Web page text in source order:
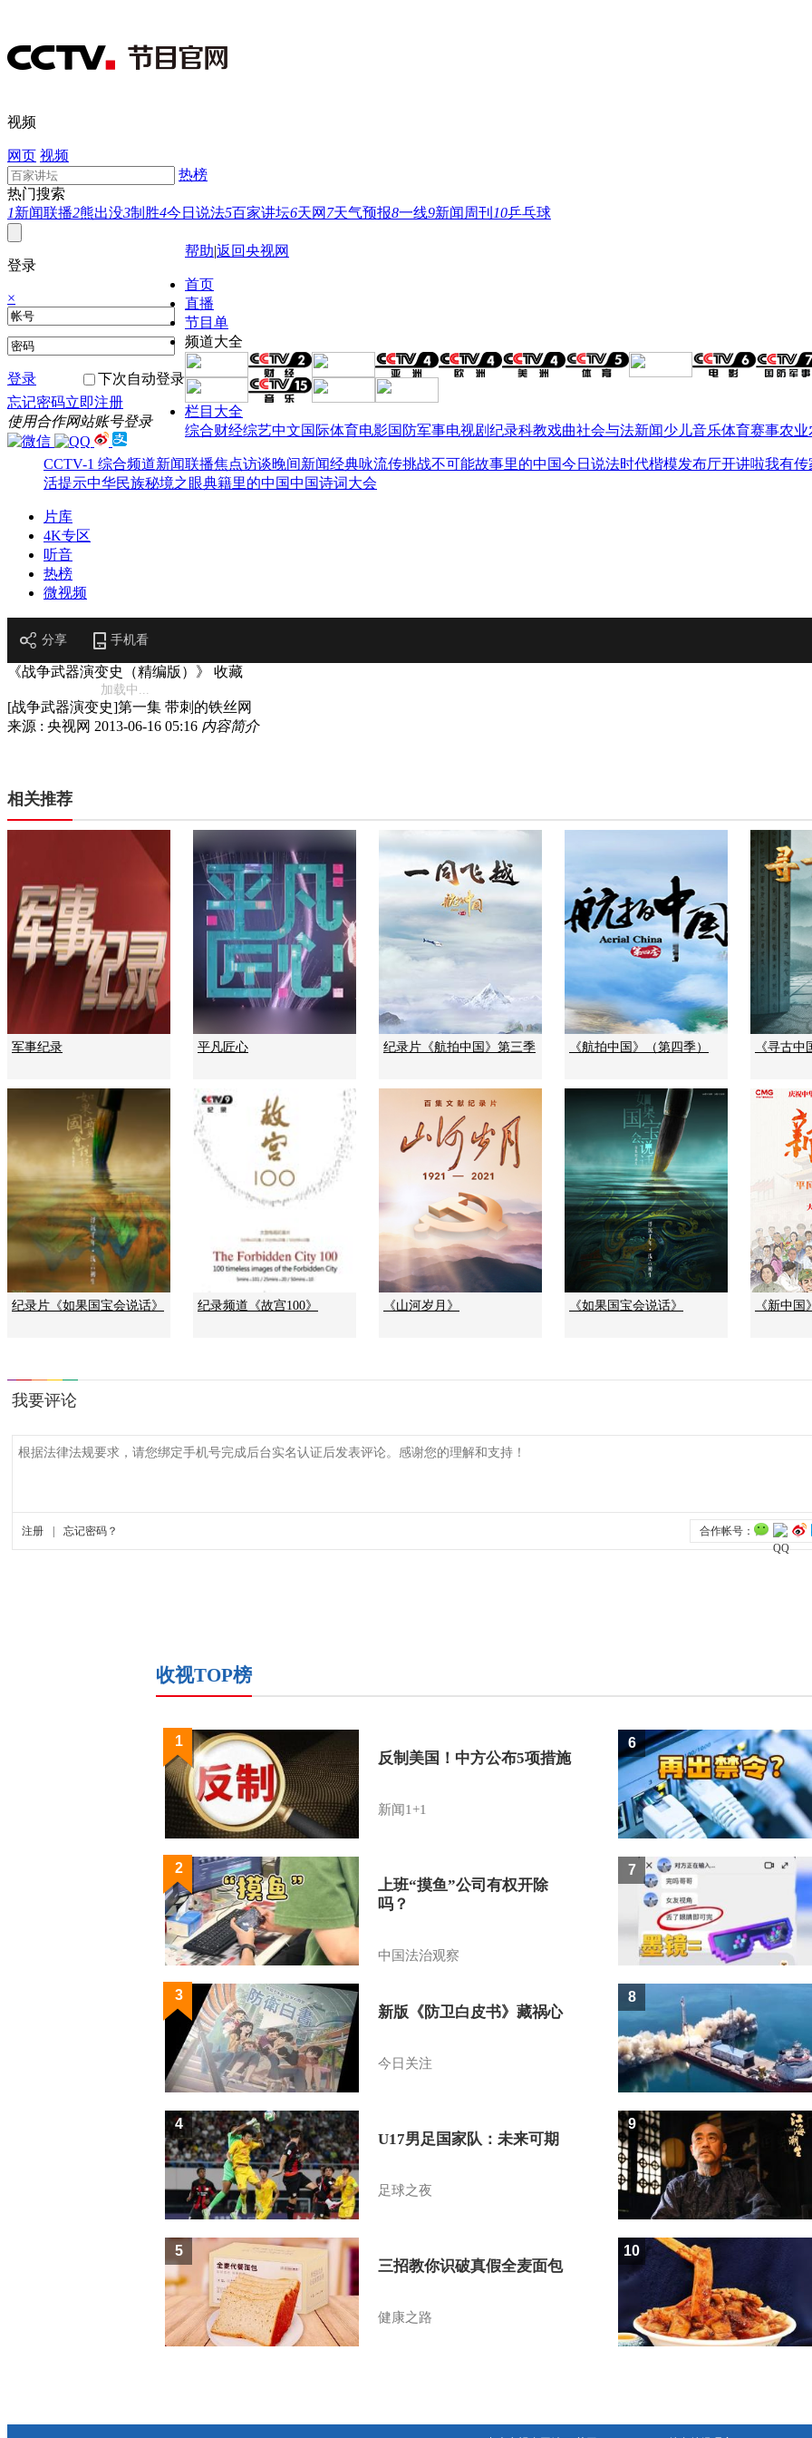
视频
网页 视频
热榜
热门搜索
1新闻联播2熊出没3制胜4今日说法5百家讲坛6天网 7天气预报8一线9新闻周刊 10乒乓球
登录
×
登录
下次自动登录
忘记密码立即注册
使用合作网站账号登录
帮助|返回央视网
首页
直播
节目单
频道大全
栏目大全
综合财经综艺中文国际体育电影国防军事电视剧纪录科教戏曲社会与法新闻少儿音乐体育赛事农业
CCTV-1 综合频道新闻联播焦点访谈晚间新闻经典咏流传挑战不可能故事里的中国今日说法时代楷模发布厅开讲啦我有传
活提示中华民族秘境之眼典籍里的中国中国诗词大会
片库
4K专区
听音
热榜
微视频
分享 手机看
《战争武器演变史（精编版）》 收藏
加载中...
[战争武器演变史]第一集 带刺的铁丝网
来源 : 央视网 2013-06-16 05:16 内容简介
相关推荐
军事纪录 平凡匠心 纪录片《航拍中国》第三季 《航拍中国》（第四季） 《寻古中
纪录片《如果国宝会说话》 纪录频道《故宫100》 《山河岁月》 《如果国宝会说话》 《新中国
收视TOP榜
反制美国！中方公布5项措施
新闻1+1
1
上班“摸鱼”公司有权开除
吗？
中国法治观察
2
新版《防卫白皮书》藏祸心
今日关注
3
U17男足国家队：未来可期
足球之夜
4
三招教你识破真假全麦面包
健康之路
5
6
7
8
9
10